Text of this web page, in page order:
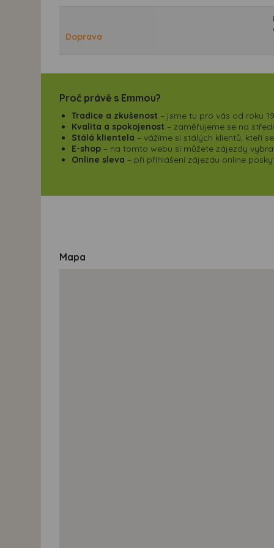
Doprava
Proč právě s Emmou?
Tradice a zkušenost – jsme tu pro vás od roku
Kvalita a spokojenost – zaměřujeme se na
Stálá klientela – vážíme si stálých klientů, kteří
E-shop – na tomto webu si můžete zájezdy
Online sleva – při přihlášení zájezdu online
Mapa